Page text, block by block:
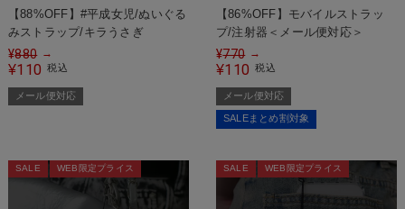
【88%OFF】#平成女児/ぬいぐる
みストラップ/キラうさぎ
¥880 →
¥110 税込
メール便対応
【86%OFF】モバイルストラッ
プ/注射器＜メール便対応＞
¥770 →
¥110 税込
メール便対応
SALEまとめ割対象
SALE WEB限定プライス SALE WEB限定プライス